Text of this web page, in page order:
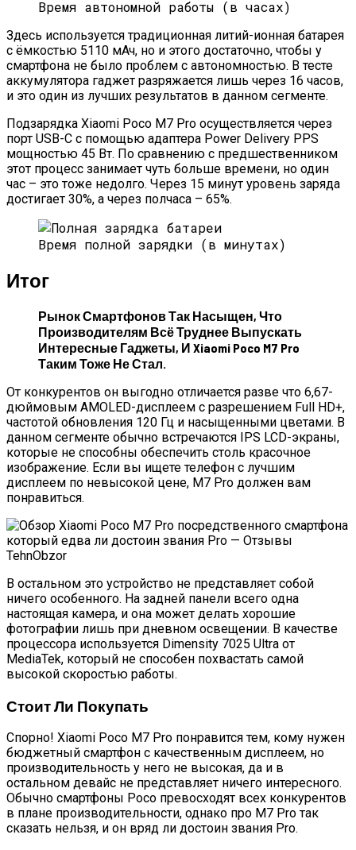
Время автономной работы (в часах)
Здесь используется традиционная литий-ионная батарея
с ёмкостью 5110 мАч, но и этого достаточно, чтобы у
смартфона не было проблем с автономностью. В тесте
аккумулятора гаджет разряжается лишь через 16 часов,
и это один из лучших результатов в данном сегменте.
Подзарядка Xiaomi Poco M7 Pro осуществляется через
порт USB-C с помощью адаптера Power Delivery PPS
мощностью 45 Вт. По сравнению с предшественником
этот процесс занимает чуть больше времени, но один
час – это тоже недолго. Через 15 минут уровень заряда
достигает 30%, а через полчаса – 65%.
Время полной зарядки (в минутах)
Итог
Рынок Смартфонов Так Насыщен, Что
Производителям Всё Труднее Выпускать
Интересные Гаджеты, И Xiaomi Poco M7 Pro
Таким Тоже Не Стал.
От конкурентов он выгодно отличается разве что 6,67-
дюймовым AMOLED-дисплеем с разрешением Full HD+,
частотой обновления 120 Гц и насыщенными цветами. В
данном сегменте обычно встречаются IPS LCD-экраны,
которые не способны обеспечить столь красочное
изображение. Если вы ищете телефон с лучшим
дисплеем по невысокой цене, M7 Pro должен вам
понравиться.
В остальном это устройство не представляет собой
ничего особенного. На задней панели всего одна
настоящая камера, и она может делать хорошие
фотографии лишь при дневном освещении. В качестве
процессора используется Dimensity 7025 Ultra от
MediaTek, который не способен похвастать самой
высокой скоростью работы.
Стоит Ли Покупать
Спорно! Xiaomi Poco M7 Pro понравится тем, кому нужен
бюджетный смартфон с качественным дисплеем, но
производительность у него не высокая, да и в
остальном девайс не представляет ничего интересного.
Обычно смартфоны Poco превосходят всех конкурентов
в плане производительности, однако про M7 Pro так
сказать нельзя, и он вряд ли достоин звания Pro.